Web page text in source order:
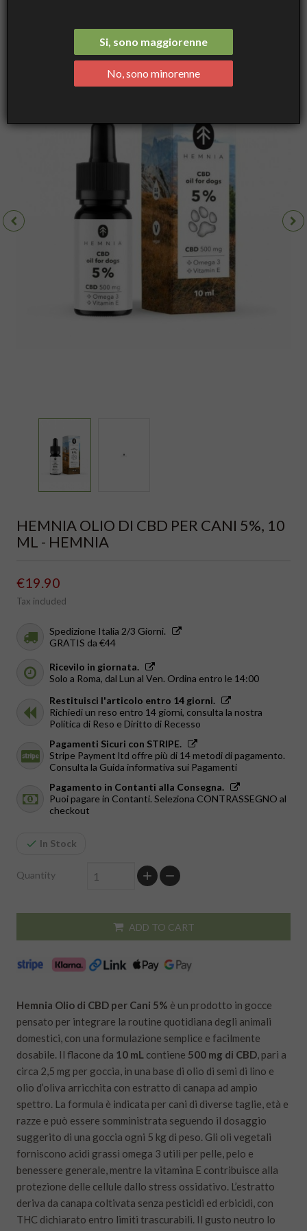
HEMNIA OLIO DI CBD PER CANI 5%, 10
ML - HEMNIA
€19.90
Tax included
Spedizione Italia 2/3 Giorni.
GRATIS da €44
Ricevilo in giornata.
Solo a Roma, dal Lun al Ven. Ordina entro le 14:00
Restituisci l'articolo entro 14 giorni.
Richiedi un reso entro 14 giorni, consulta la nostra
Politica di Reso e Diritto di Recesso
Pagamenti Sicuri con STRIPE.
Stripe Payment ltd offre più di 14 metodi di pagamento.
Consulta la Guida informativa sui Pagamenti
Pagamento in Contanti alla Consegna.
Puoi pagare in Contanti. Seleziona CONTRASSEGNO al
checkout
In Stock
Quantity
ADD TO CART
Hemnia Olio di CBD per Cani 5% è un prodotto in gocce
pensato per integrare la routine quotidiana degli animali
domestici, con una formulazione semplice e facilmente
dosabile. Il flacone da 10 mL contiene 500 mg di CBD, pari a
circa 2,5 mg per goccia, in una base di olio di semi di lino e
olio d’oliva arricchita con estratto di canapa ad ampio
spettro. La formula è indicata per cani di diverse taglie, età e
razze e può essere somministrata seguendo il dosaggio
suggerito di una goccia ogni 5 kg di peso. Gli oli vegetali
forniscono acidi grassi omega 3 utili per pelle, pelo e
benessere generale, mentre la vitamina E contribuisce alla
protezione delle cellule dallo stress ossidativo. L’estratto
deriva da canapa coltivata senza pesticidi ed erbicidi, con
THC dichiarato entro limiti trascurabili. Il gusto neutro lo
Si, sono maggiorenne
No, sono minorenne